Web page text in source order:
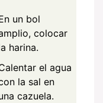
un bol
colocar
harina.
el agua
la sal en
cazuela.